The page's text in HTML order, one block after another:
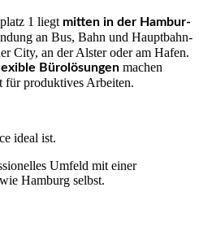
1 liegt mitten in der Hambur­
an Bus, Bahn und Hauptbahn­
City, an der Alster oder am Hafen.
Bürolösungenmachen
für produktives Arbeiten.
ideal ist.
Umfeld mit einer
Hamburg selbst.